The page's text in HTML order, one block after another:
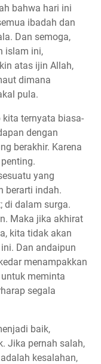
bahwa hari ini
ibadah dan
Dan semoga,
islam ini,
atas ijin Allah,
dimana
pula.
ternyata biasa-
dengan
berakhir. Karena
yang
berarti indah.
di dalam surga.
Maka jika akhirat
kita tidak akan
Dan andaipun
menampakkan
meminta
segala
baik,
Jika pernah salah,
kesalahan,